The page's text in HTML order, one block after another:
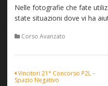
Nelle fotografie che fate
state situazioni dove vi ha
Corso Avanzato
Navigazione
Vincitori 21° Concorso P2L –
Spazio Negativo